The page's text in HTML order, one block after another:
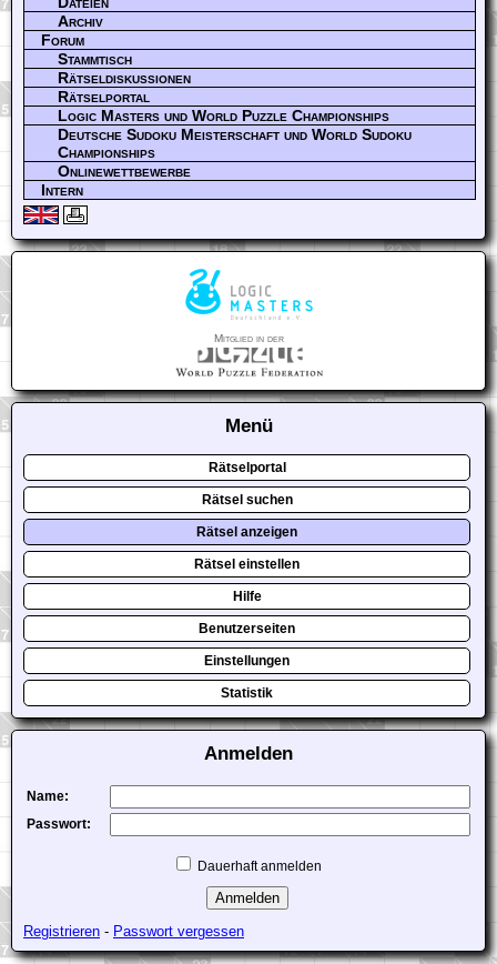
Archiv
Forum
Stammtisch
Rätseldiskussionen
Rätselportal
Logic Masters und World Puzzle Championships
Deutsche Sudoku Meisterschaft und World Sudoku
Championships
Onlinewettbewerbe
Intern
Mitglied in der
Menü
Rätselportal
Rätsel suchen
Rätsel anzeigen
Rätsel einstellen
Hilfe
Benutzerseiten
Einstellungen
Statistik
Anmelden
Name:
Passwort:
Dauerhaft anmelden
Registrieren - Passwort vergessen